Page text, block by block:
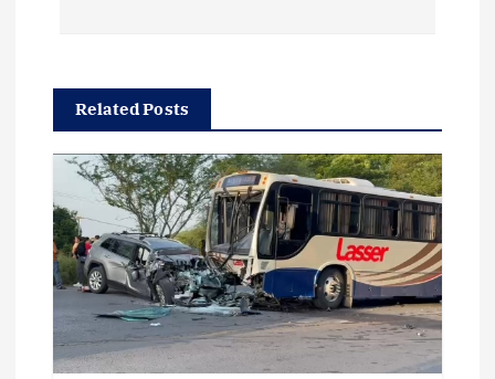
g
a
c
ó
n
Related Posts